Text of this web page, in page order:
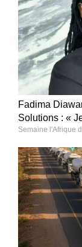
Fadima
Solutions : «
Semaine l'Afrique